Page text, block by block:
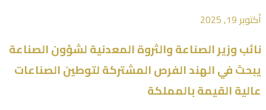
أكتوبر 19, 2025
نائب وزير الصناعة والثروة المعدنية لشؤون الصناعة
يبحث في الهند الفرص المشتركة لتوطين الصناعات
عالية القيمة بالمملكة